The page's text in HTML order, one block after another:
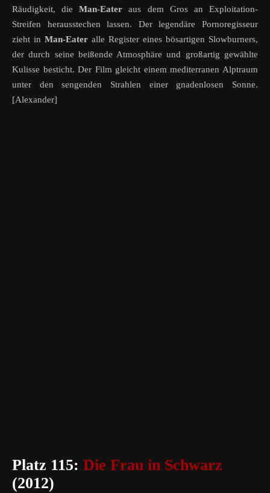
Räudigkeit, dieMan-Eateraus dem Gros an Exploitation-
Streifen herausstechen lassen. Der legendäre Pornoregisseur
zieht in Man-Eater alle Register eines bösartigen Slowburners,
der durch seine beißende Atmosphäre und großartig gewählte
Kulisse besticht. Der Film gleicht einem mediterranen Alptraum
unter den sengenden Strahlen einer gnadenlosen Sonne.
[Alexander]
Platz 115: Die Frau in Schwarz
(2012)